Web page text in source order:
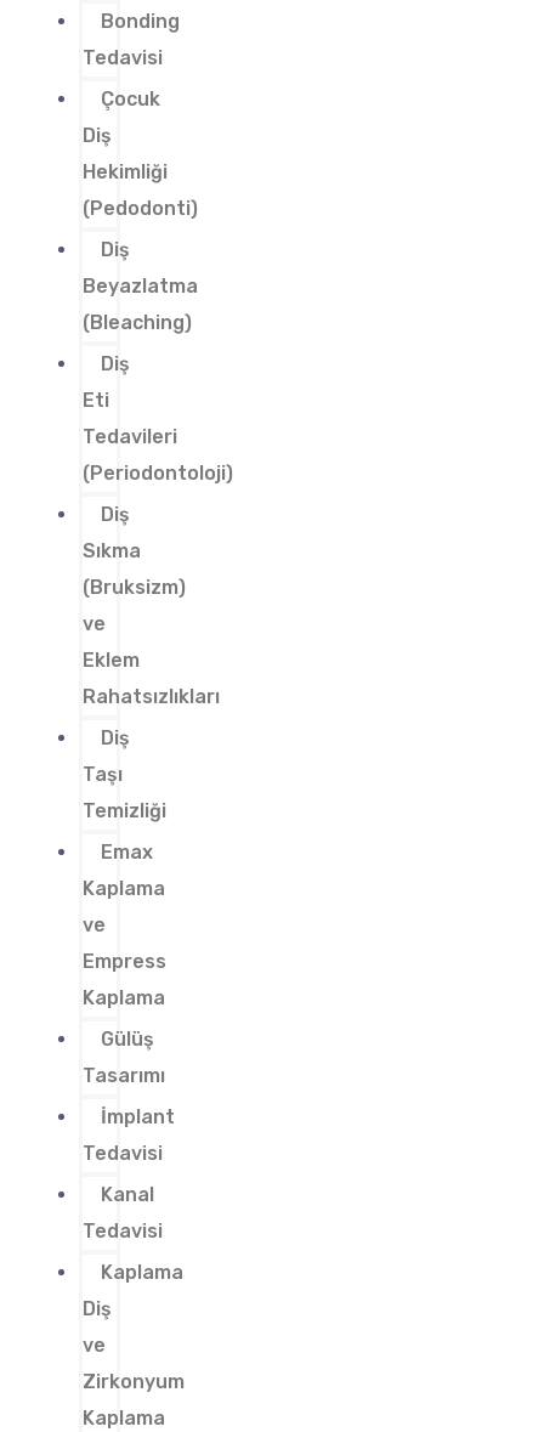
Bonding
Tedavisi
Çocuk
Diş
Hekimliği
(Pedodonti)
Diş
Beyazlatma
(Bleaching)
Diş
Eti
Tedavileri
(Periodontoloji)
Diş
Sıkma
(Bruksizm)
ve
Eklem
Rahatsızlıkları
Diş
Taşı
Temizliği
Emax
Kaplama
ve
Empress
Kaplama
Gülüş
Tasarımı
İmplant
Tedavisi
Kanal
Tedavisi
Kaplama
Diş
ve
Zirkonyum
Kaplama